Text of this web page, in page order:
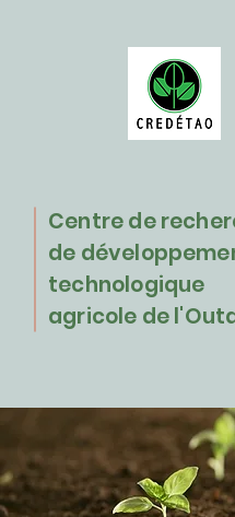
Centre de
de
technologique
agricole de